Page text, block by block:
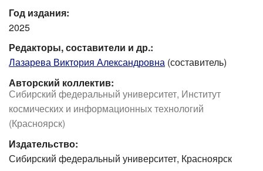
Год издания:
2025
Редакторы, составители и др.:
Лазарева Виктория Александровна (составитель)
Авторский коллектив:
Сибирский федеральный университет, Институт
космических и информационных технологий
(Красноярск)
Издательство:
Сибирский федеральный университет, Красноярск